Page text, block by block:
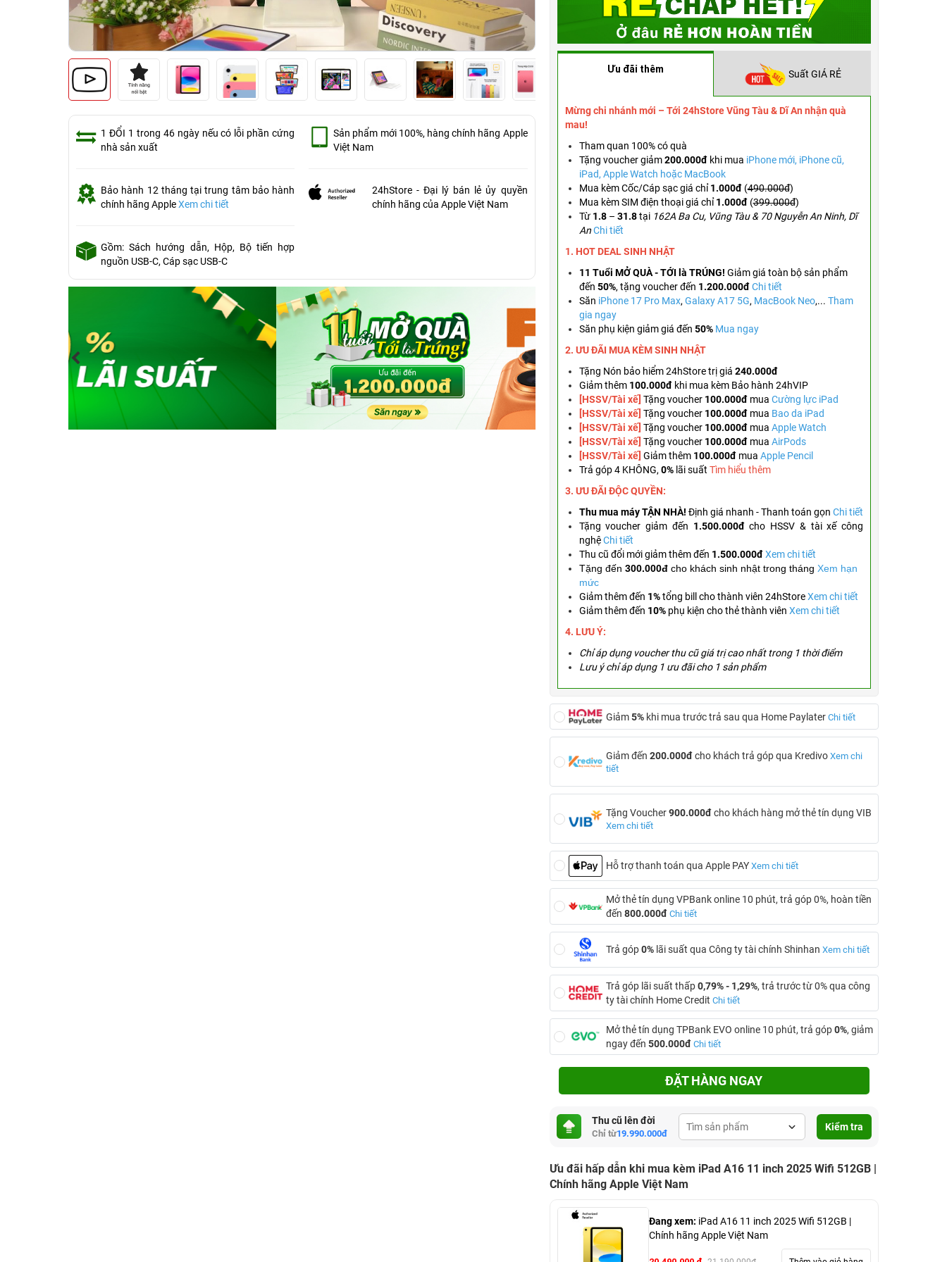
Touch ID được tích hợp vào nút nguồn nên bạn
vân tay để mở khóa iPad và đăng nhập vào các
1 ĐỔI 1 trong 46 ngày nếu có lỗi phần cứng
nhà sản xuất
Bảo hành 12 tháng tại trung tâm bảo hành
chính hãng AppleXem chi tiết
Gồm: Sách hướng dẫn, Hộp, Bộ tiến hợp
nguồn USB-C, Cáp sạc USB-C
Sản phẩm mới 100%, hàng chính hãng Apple
Việt Nam
24hStore - Đại lý bán lẻ ủy quyền
chính hãng của Apple Việt Nam
Ưu đãi thêm Suất GIÁ RẺ
Mừng chi nhánh mới – Tới 24hStore Vũng Tàu & Dĩ An nhận quà
mau!
Tham quan 100% có quà
Tặng voucher giảm200.000đ khi mua iPhone mới, iPhone cũ,
iPad, Apple Watch hoặc MacBook
Mua kèm Cốc/Cáp sạc giá chỉ1.000đ (490.000đ)
Mua kèm SIM điện thoại giá chỉ1.000đ (399.000đ)
Từ 1.8 – 31.8tại 162A Ba Cu, Vũng Tàu & 70 Nguyễn An Ninh, Dĩ
AnChi tiết
1. HOT DEAL SINH NHẬT
11 Tuổi MỞ QUÀ - TỚI là TRÚNG! Giảm giá toàn bộ sản phẩm
đến 50%, tặng voucher đến 1.200.000đ Chi tiết
Săn iPhone 17 Pro Max, Galaxy A17 5G, MacBook Neo,... Tham
gia ngay
Săn phụ kiện giảm giá đến 50% Mua ngay
2. ƯU ĐÃI MUA KÈMSINH NHẬT
Tặng Nón bảo hiểm 24hStore trị giá 240.000đ
Giảm thêm 100.000đ khi mua kèm Bảo hành 24hVIP
[HSSV/Tài xế] Tặng voucher 100.000đmua Cường lực iPad
[HSSV/Tài xế] Tặng voucher 100.000đmua Bao da iPad
[HSSV/Tài xế] Tặng voucher 100.000đ mua Apple Watch
[HSSV/Tài xế] Tặng voucher 100.000đ mua AirPods
[HSSV/Tài xế] Giảm thêm 100.000đ mua Apple Pencil
Trả góp 4 KHÔNG, 0%lãi suất Tìm hiểu thêm
3. ƯU ĐÃI ĐỘC QUYỀN:
Thu mua máy TẬN NHÀ! Định giá nhanh - Thanh toán gọn Chi tiết
Tặng voucher giảm đến 1.500.000đcho HSSV & tài xế công
nghệ Chi tiết
Thu cũ đổi mới giảm thêm đến 1.500.000đ Xem chi tiết
Tặng đến 300.000đcho khách sinh nhật trong tháng Xem hạn
mức
Giảm thêm đến 1%tổng bill cho thành viên 24hStoreXem chi tiết
Giảm thêm đến 10%phụ kiện cho thẻ thành viên Xem chi tiết
4. LƯU Ý:
Chỉ áp dụng voucher thu cũ giá trị cao nhất trong 1 thời điểm
Lưu ý chỉ áp dụng 1 ưu đãi cho 1 sản phẩm
Giảm5%khi mua trước trả sau qua Home Paylater Chi tiết
Giảm đến 200.000đcho khách trả góp qua Kredivo Xem chi
tiết
Tặng Voucher900.000đcho khách hàng mở thẻ tín dụng VIB
Xem chi tiết
Hỗ trợ thanh toán qua Apple PAY Xem chi tiết
Mở thẻ tín dụng VPBank online 10 phút, trả góp 0%, hoàn tiền
đến 800.000đ Chi tiết
Trả góp0%lãi suất qua Công ty tài chính Shinhan Xem chi tiết
Trả góp lãi suất thấp0,79% - 1,29%, trả trước từ 0% qua công
ty tài chính Home Credit Chi tiết
Mở thẻ tín dụng TPBank EVO online 10 phút, trả góp0%, giảm
ngay đến 500.000đ Chi tiết
ĐẶT HÀNG NGAY
Thu cũ lên đời
Chỉ từ19.990.000đ
Kiểm tra
Ưu đãi hấp dẫn khi mua kèm iPad A16 11 inch 2025 Wifi 512GB |
Chính hãng Apple Việt Nam
Đang xem: iPad A16 11 inch 2025 Wifi 512GB |
Chính hãng Apple Việt Nam